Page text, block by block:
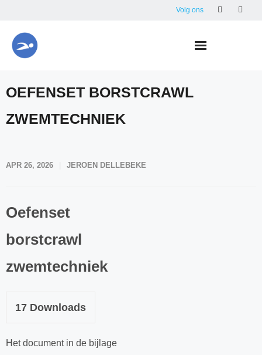
content
Volg ons
OEFENSET BORSTCRAWL
ZWEMTECHNIEK
APR 26, 2026 JEROEN DELLEBEKE
Oefenset
borstcrawl
zwemtechniek
17 Downloads
Het document in de bijlage